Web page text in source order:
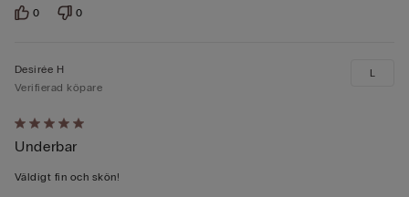
0 0
Värderad
5
av
Desirée H
Verifierad köpare
Underbar
Väldigt fin och skön!
L